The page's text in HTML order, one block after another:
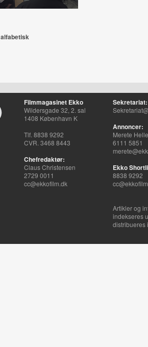
alfabetisk
Filmmagasinet Ekko
Wildersgade 32, 2. sal
1408 København K
Tlf. 8838 9292
CVR. 3468 8443
Chefredaktør:
Claus Christensen
2729 0011
cc@ekkofilm.dk
Sekretariat:
Annoncer:
Merete
6111 5851
Ekko
8838 9292
Artikler og
indekseres
distribueres